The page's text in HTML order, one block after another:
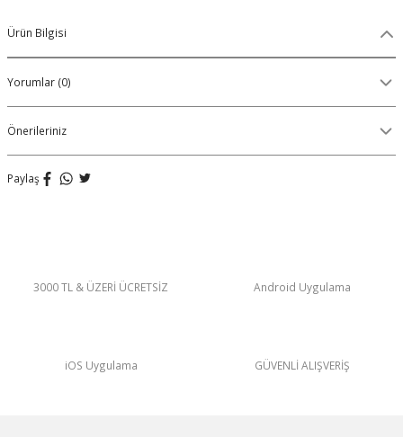
Ribana (Örme) Boxer
Seamless (Dikişsiz) Boxer
Ürün Bilgisi
Yorumlar (0)
Önerileriniz
Paylaş
3000 TL & ÜZERİ ÜCRETSİZ Android Uygulama
iOS Uygulama GÜVENLİ ALIŞVERİŞ